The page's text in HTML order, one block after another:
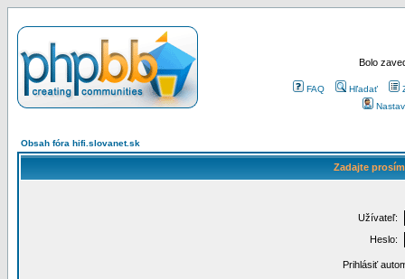
Bolo
FAQ Hľadať
Obsah fóra hifi.slovanet.sk
Zadajte
Užívateľ:
Heslo:
Prihlásiť